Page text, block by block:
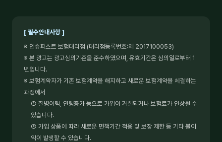
[ 필수안내사항 ]
※ 인슈퍼스트 보험대리점 (대리점등록번호:제 2017100053)
※ 본 광고는 광고심의기준을 준수하였으며, 유효기간은 심의일로부터 1
년입니다.
※ 보험계약자가 기존 보험계약을 해지하고 새로운 보험계약을 체결하는
과정에서
① 질병이력, 연령증가 등으로 가입이 거절되거나 보험료가 인상될 수
있습니다.
② 가입 상품에 따라 새로운 면책기간 적용 및 보장 제한 등 기타 불이
익이 발생할 수 있습니다.